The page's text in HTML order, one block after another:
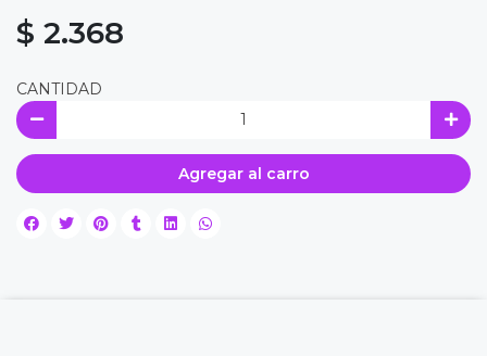
$ 2.368
CANTIDAD
Agregar al carro